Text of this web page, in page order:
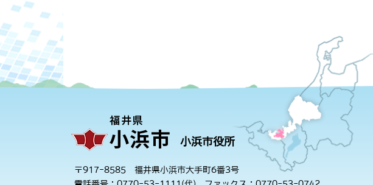
小浜市役所
〒917-8585 福井県小浜市大手町6番3号